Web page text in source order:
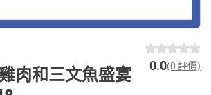
肉和三文魚盛宴
0.0(0 評價)